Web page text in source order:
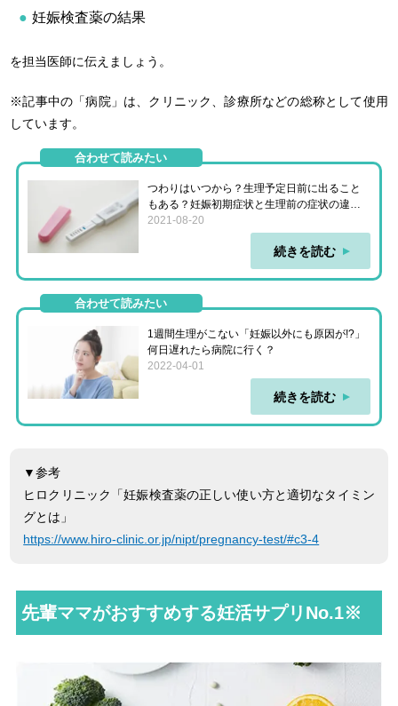
妊娠検査薬の結果
を担当医師に伝えましょう。
※記事中の「病院」は、クリニック、診療所などの総称として使用
しています。
合わせて読みたい
つわりはいつから？生理予定日前に出ること
もある？妊娠初期症状と生理前の症状の違い
も
2021-08-20
続きを読む
合わせて読みたい
1週間生理がこない「妊娠以外にも原因が!?」
何日遅れたら病院に行く？
2022-04-01
続きを読む
▼参考
ヒロクリニック「妊娠検査薬の正しい使い方と適切なタイミン
グとは」
https://www.hiro-clinic.or.jp/nipt/pregnancy-test/#c3-4
先輩ママがおすすめする妊活サプリNo.1※